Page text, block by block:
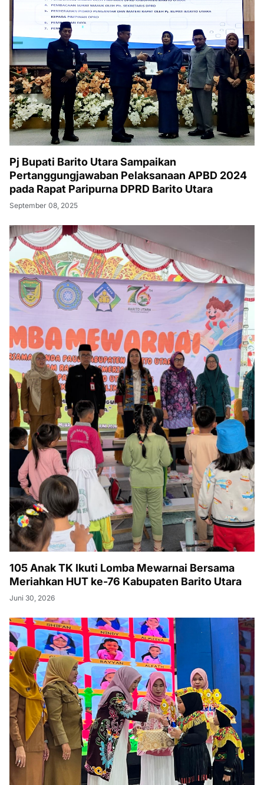
Pj Bupati Barito Utara Sampaikan
Pertanggungjawaban Pelaksanaan APBD 2024
pada Rapat Paripurna DPRD Barito Utara
September 08, 2025
105 Anak TK Ikuti Lomba Mewarnai Bersama
Meriahkan HUT ke-76 Kabupaten Barito Utara
Juni 30, 2026